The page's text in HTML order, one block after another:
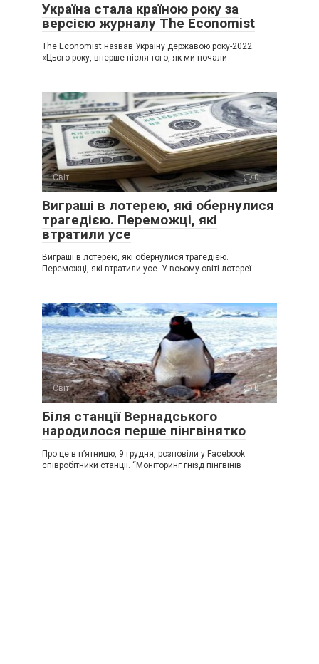
Україна стала країною року за
версією журналу The Economist
The Economist назвав Україну державою року-2022.
«Цього року, вперше після того, як ми почали
Світ 0
Виграші в лотерею, які обернулися
трагедією. Переможці, які
втратили усе
Виграші в лотерею, які обернулися трагедією.
Переможці, які втратили усе. У всьому світі лотереї
Світ 0
Біля станції Вернадського
народилося перше пінгвінятко
Про це в п’ятницю, 9 грудня, розповіли у Facebook
співробітники станції. “Моніторинг гнізд пінгвінів